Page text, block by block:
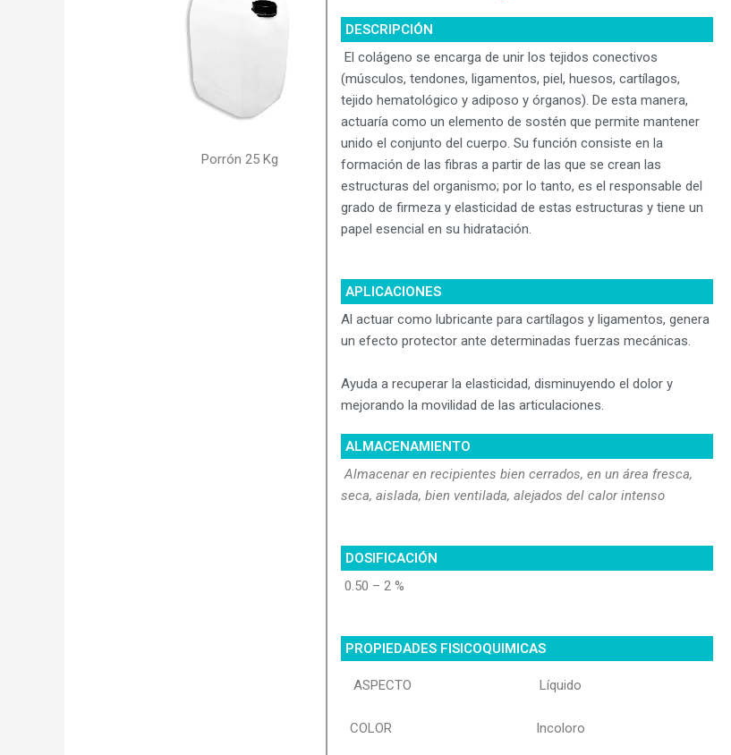
Porrón 25 Kg
DESCRIPCIÓN
El colágeno se encarga de unir los tejidos conectivos
(músculos, tendones, ligamentos, piel, huesos, cartílagos,
tejido hematológico y adiposo y órganos). De esta manera,
actuaría como un elemento de sostén que permite mantener
unido el conjunto del cuerpo. Su función consiste en la
formación de las fibras a partir de las que se crean las
estructuras del organismo; por lo tanto, es el responsable del
grado de firmeza y elasticidad de estas estructuras y tiene un
papel esencial en su hidratación.
APLICACIONES
Al actuar como lubricante para cartílagos y ligamentos, genera
un efecto protector ante determinadas fuerzas mecánicas.
Ayuda a recuperar la elasticidad, disminuyendo el dolor y
mejorando la movilidad de las articulaciones.
ALMACENAMIENTO
Almacenar en recipientes bien cerrados, en un área fresca,
seca, aislada, bien ventilada, alejados del calor intenso
DOSIFICACIÓN
0.50 – 2 %
PROPIEDADES FISICOQUIMICAS
ASPECTO
COLOR
Líquido
Incoloro